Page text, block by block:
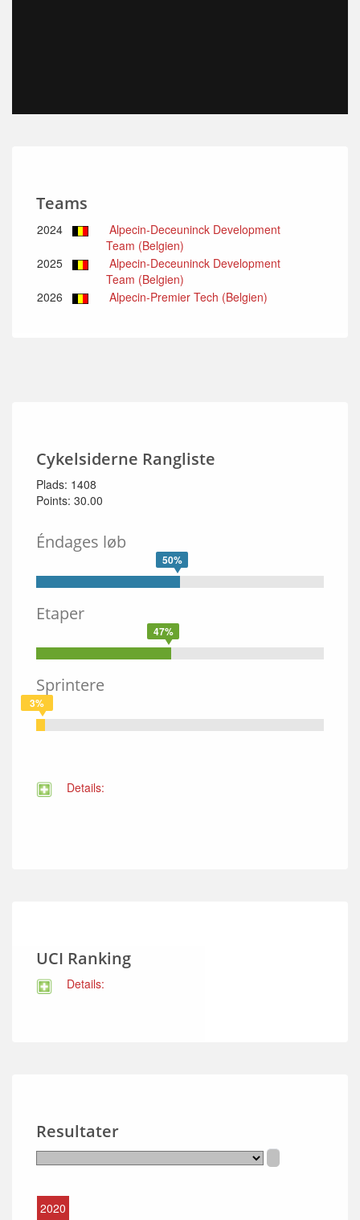
Teams
2024
Alpecin-Deceuninck Development
Team (Belgien)
2025
Alpecin-Deceuninck Development
Team (Belgien)
2026
Alpecin-Premier Tech (Belgien)
Cykelsiderne Rangliste
Plads: 1408
Points: 30.00
Éndages løb
50%
Etaper
47%
Sprintere
3%
Details:
UCI Ranking
Details:
Resultater
2020